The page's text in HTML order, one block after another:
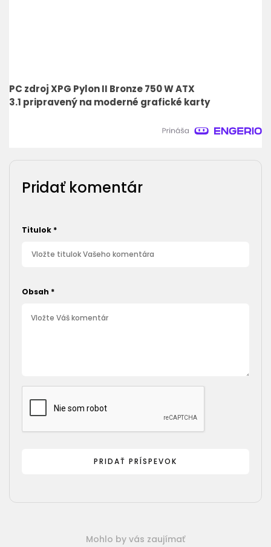
PC zdroj XPG Pylon II Bronze 750 W ATX
3.1 pripravený na moderné grafické karty
Pridať komentár
Titulok *
Obsah *
Mohlo by vás zaujímať